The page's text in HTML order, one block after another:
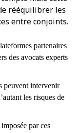
rééquilibrer les
entre conjoints.
partenaires
des avocats experts
peuvent intervenir
les risques de
par ces